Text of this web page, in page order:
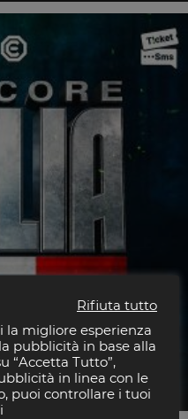
Rifiuta tutto
la migliore esperienza
pubblicità in base alla
“Accetta Tutto”,
in linea con le
puoi controllare i tuoi